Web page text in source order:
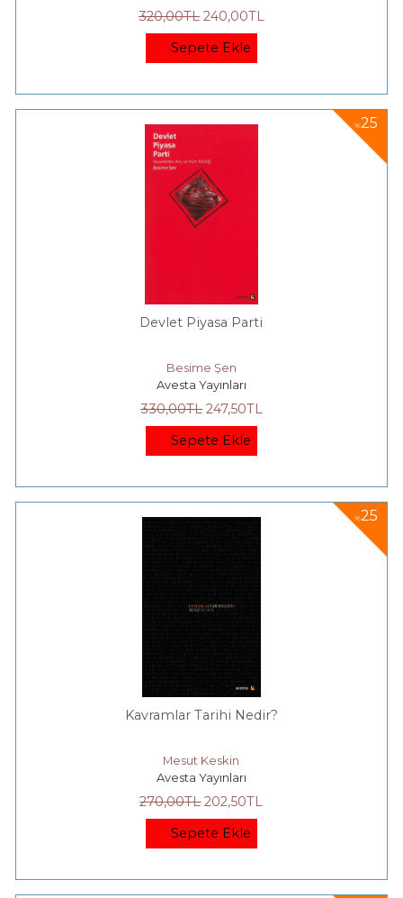
320,00TL 240,00TL
Sepete Ekle
%25
Devlet Piyasa Parti
Besime Şen
Avesta Yayınları
330,00TL 247,50TL
Sepete Ekle
%25
Kavramlar Tarihi Nedir?
Mesut Keskin
Avesta Yayınları
270,00TL 202,50TL
Sepete Ekle